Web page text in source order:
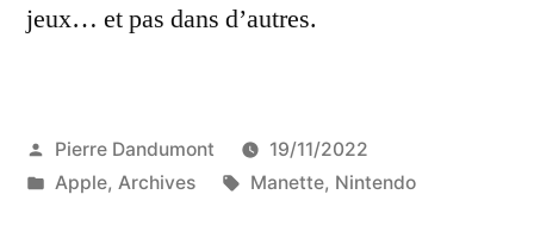
jeux… et pas dans d’autres.
Publié
par
Pierre Dandumont
19/11/2022
Publié
Apple, Archives Étiquettes :
Manette, Nintendo